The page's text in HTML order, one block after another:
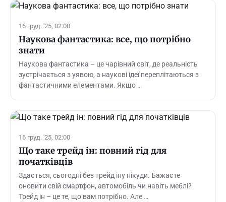
16 груд. '25, 02:00
Наукова фантастика: все, що потрібно
знати
Наукова фантастика – це чарівний світ, де реальність
зустрічається з уявою, а наукові ідеї переплітаються з
фантастичними елементами. Якщо …
16 груд. '25, 02:00
Що таке трейд ін: повний гід для
початківців
Здається, сьогодні без трейд іну нікуди. Бажаєте
оновити свій смартфон, автомобіль чи навіть меблі?
Трейд ін – це те, що вам потрібно. Але …